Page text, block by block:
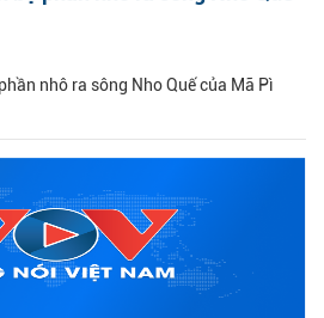
nhô ra sông Nho Quế của Mã Pì